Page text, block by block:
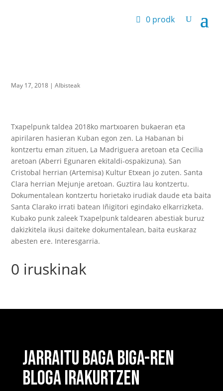
0 prodk
May 17, 2018 |Albisteak
Txapelpunk taldea 2018ko martxoaren bukaeran eta
apirilaren hasieran Kuban egon zen. La Habanan bi
kontzertu eman zituen, La Madriguera aretoan eta Cecilia
aretoan (Aberri Egunaren ekitaldi-ospakizuna). San
Cristobal herrian (Artemisa) Kultur Etxean jo zuten. Santa
Clara herrian Mejunje aretoan. Guztira lau kontzertu.
Dokumentalean kontzertu horietako irudiak daude eta baita
Santa Clarako irrati batean Iñigitori egindako elkarrizketa.
Kubako punk zaleek Txapelpunk taldearen abestiak buruz
dakizkitela ikusi daiteke dokumentalean, baita euskaraz
abesten ere. Interesgarria.
0 iruskinak
JARRAITU BAGA BIGA-REN
BLOGA IRAKURTZEN